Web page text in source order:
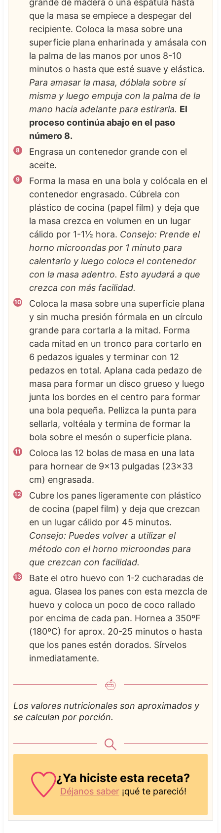
grande de madera o una espátula hasta
que la masa se empiece a despegar del
recipiente. Coloca la masa sobre una
superficie plana enharinada y amásala con
la palma de las manos por unos 8-10
minutos o hasta que esté suave y elástica.
Para amasar la masa, dóblala sobre sí
misma y luego empuja con la palma de la
mano hacia adelante para estirarla. El
proceso continúa abajo en el paso
número 8.
Engrasa un contenedor grande con el
aceite.
Forma la masa en una bola y colócala en el
contenedor engrasado. Cúbrela con
plástico de cocina (papel film) y deja que
la masa crezca en volumen en un lugar
cálido por 1-1½ hora. Consejo: Prende el
horno microondas por 1 minuto para
calentarlo y luego coloca el contenedor
con la masa adentro. Esto ayudará a que
crezca con más facilidad.
Coloca la masa sobre una superficie plana
y sin mucha presión fórmala en un círculo
grande para cortarla a la mitad. Forma
cada mitad en un tronco para cortarlo en
6 pedazos iguales y terminar con 12
pedazos en total. Aplana cada pedazo de
masa para formar un disco grueso y luego
junta los bordes en el centro para formar
una bola pequeña. Pellizca la punta para
sellarla, voltéala y termina de formar la
bola sobre el mesón o superficie plana.
Coloca las 12 bolas de masa en una lata
para hornear de 9x13 pulgadas (23x33
cm) engrasada.
Cubre los panes ligeramente con plástico
de cocina (papel film) y deja que crezcan
en un lugar cálido por 45 minutos.
Consejo: Puedes volver a utilizar el
método con el horno microondas para
que crezcan con facilidad.
Bate el otro huevo con 1-2 cucharadas de
agua. Glasea los panes con esta mezcla de
huevo y coloca un poco de coco rallado
por encima de cada pan. Hornea a 350ºF
(180ºC) for aprox. 20-25 minutos o hasta
que los panes estén dorados. Sírvelos
inmediatamente.
Los valores nutricionales son aproximados y
se calculan por porción.
¿Ya hiciste esta receta?
Déjanos saber¡qué te pareció!